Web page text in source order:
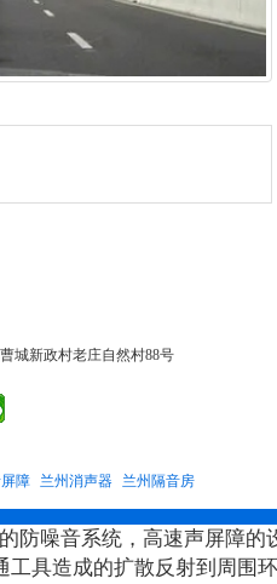
城新政村老庄自然村88号
障 兰州消声器 兰州隔音房
防噪音系统，高速声屏障的
工具造成的扩散反射到周围环